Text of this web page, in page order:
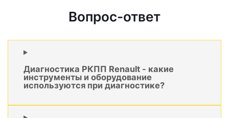
Вопрос-ответ
Диагностика РКПП Renault - какие
инструменты и оборудование
используются при диагностике?